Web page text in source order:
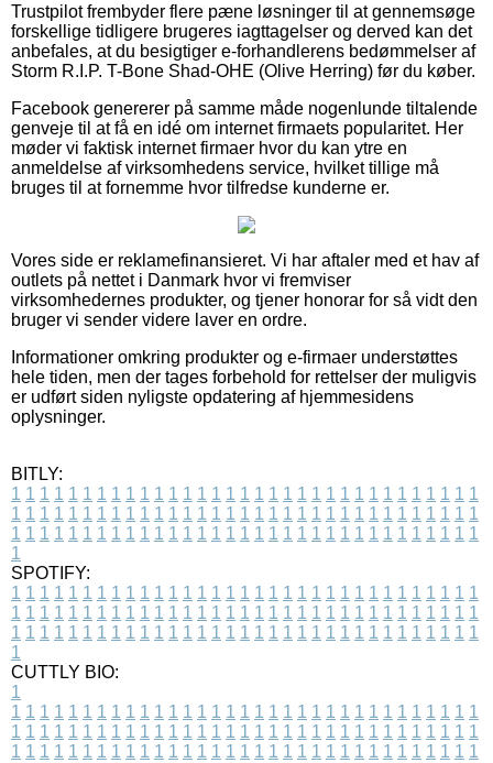
Trustpilot frembyder flere pæne løsninger til at gennemsøge
forskellige tidligere brugeres iagttagelser og derved kan det
anbefales, at du besigtiger e-forhandlerens bedømmelser af
Storm R.I.P. T-Bone Shad-OHE (Olive Herring) før du køber.
Facebook genererer på samme måde nogenlunde tiltalende
genveje til at få en idé om internet firmaets popularitet. Her
møder vi faktisk internet firmaer hvor du kan ytre en
anmeldelse af virksomhedens service, hvilket tillige må
bruges til at fornemme hvor tilfredse kunderne er.
Vores side er reklamefinansieret. Vi har aftaler med et hav af
outlets på nettet i Danmark hvor vi fremviser
virksomhedernes produkter, og tjener honorar for så vidt den
bruger vi sender videre laver en ordre.
Informationer omkring produkter og e-firmaer understøttes
hele tiden, men der tages forbehold for rettelser der muligvis
er udført siden nyligste opdatering af hjemmesidens
oplysninger.
BITLY:
1 1 1 1 1 1 1 1 1 1 1 1 1 1 1 1 1 1 1 1 1 1 1 1 1 1 1 1 1 1 1 1 1
1 1 1 1 1 1 1 1 1 1 1 1 1 1 1 1 1 1 1 1 1 1 1 1 1 1 1 1 1 1 1 1 1
1 1 1 1 1 1 1 1 1 1 1 1 1 1 1 1 1 1 1 1 1 1 1 1 1 1 1 1 1 1 1 1 1
1
SPOTIFY:
1 1 1 1 1 1 1 1 1 1 1 1 1 1 1 1 1 1 1 1 1 1 1 1 1 1 1 1 1 1 1 1 1
1 1 1 1 1 1 1 1 1 1 1 1 1 1 1 1 1 1 1 1 1 1 1 1 1 1 1 1 1 1 1 1 1
1 1 1 1 1 1 1 1 1 1 1 1 1 1 1 1 1 1 1 1 1 1 1 1 1 1 1 1 1 1 1 1 1
1
CUTTLY BIO:
1
1 1 1 1 1 1 1 1 1 1 1 1 1 1 1 1 1 1 1 1 1 1 1 1 1 1 1 1 1 1 1 1 1
1 1 1 1 1 1 1 1 1 1 1 1 1 1 1 1 1 1 1 1 1 1 1 1 1 1 1 1 1 1 1 1 1
1 1 1 1 1 1 1 1 1 1 1 1 1 1 1 1 1 1 1 1 1 1 1 1 1 1 1 1 1 1 1 1 1